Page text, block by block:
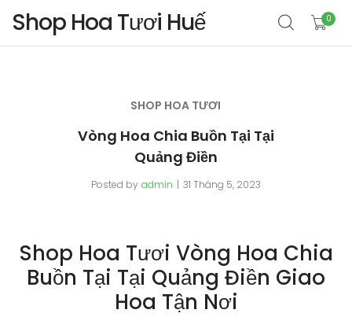
Shop Hoa Tươi Huế 0
SHOP HOA TƯƠI
Vòng Hoa Chia Buồn Tại Tại
Quảng Điền
Posted by admin 31 Tháng 5, 2023
Shop Hoa Tươi Vòng Hoa Chia
Buồn Tại Tại Quảng Điền Giao
Hoa Tận Nơi